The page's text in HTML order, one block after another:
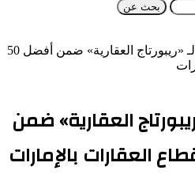
بحث عن
العضو المنتدب لـ «ريبورتاج العقارية» ضمن أفضل 50
العقارية» ضمن